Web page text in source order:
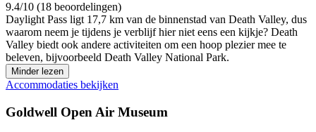
9.4/10 (18 beoordelingen)
Daylight Pass ligt 17,7 km van de binnenstad van Death Valley, dus
waarom neem je tijdens je verblijf hier niet eens een kijkje? Death
Valley biedt ook andere activiteiten om een hoop plezier mee te
beleven, bijvoorbeeld Death Valley National Park.
Minder lezen
Accommodaties bekijken
Goldwell Open Air Museum